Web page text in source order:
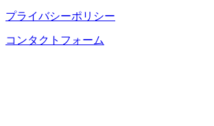
プライバシーポリシー
コンタクトフォーム